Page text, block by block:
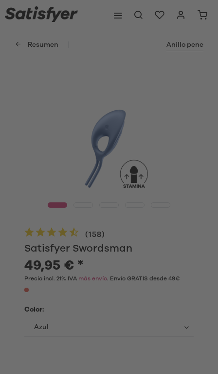
Resumen Anillo pene
Satisfyer Swordsman
(158)
49,95 € *
Precio incl. 21% IVA más envío. Envío GRATIS desde 49€
Color: